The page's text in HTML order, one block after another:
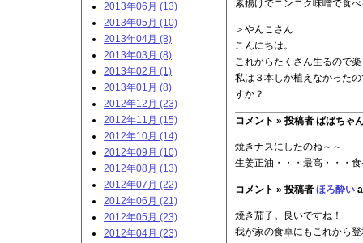
素揚げでニンニク味噌で食
＞やんこさん
こんにちは。
これからたくさん生るので
私は３本しか植えなかった
すか？
コメント » 投稿者 ばばちゃ
焼きナスにしたのね～～
生姜正油・・・最高・・・
コメント » 投稿者 ほろ酔い
焼き茄子。良いですね！
我が家の食卓にもこれから
2013年06月 (13)
2013年05月 (10)
2013年04月 (8)
2013年03月 (8)
2013年02月 (1)
2013年01月 (8)
2012年12月 (23)
2012年11月 (15)
2012年10月 (14)
2012年09月 (10)
2012年08月 (13)
2012年07月 (22)
2012年06月 (21)
2012年05月 (23)
2012年04月 (23)